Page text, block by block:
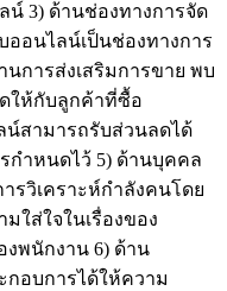
น์ 3) ด้านช่องทางการจัด
ออนไลน์เป็นช่องทางการ
การส่งเสริมการขาย พบ
ให้กับลูกค้าที่ซื้อ
สามารถรับส่วนลดได้
กำหนดไว้ 5) ด้านบุคคล
รวิเคราะห์กำลังคนโดย
ใส่ใจในเรื่องของ
พนักงาน 6) ด้าน
กอบการได้ให้ความ